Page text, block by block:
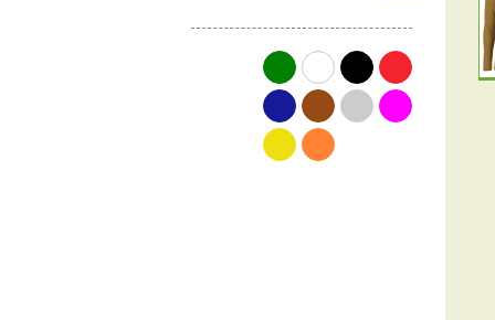
groenwit zwartrood
blauwbruingrijsroze
geeloranje